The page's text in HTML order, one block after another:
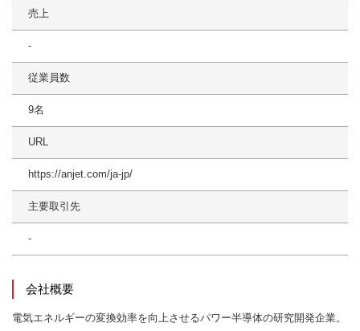
売上
-
従業員数
9名
URL
https://anjet.com/ja-jp/
主要取引先
-
会社概要
電気エネルギーの変換効率を向上させるパワー半導体の研究開発企業。